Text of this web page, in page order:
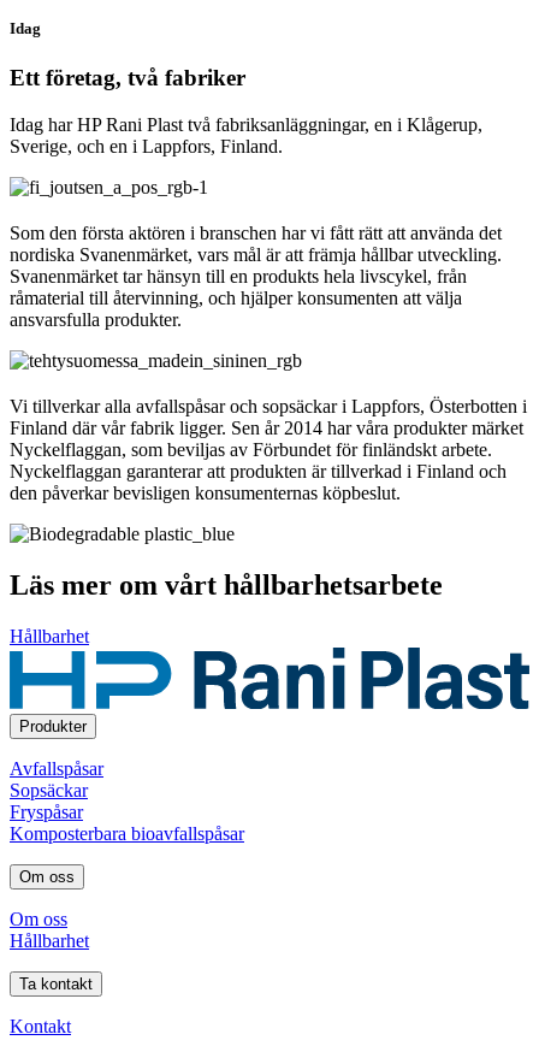
Idag
Ett företag, två fabriker
Idag har HP Rani Plast två fabriksanläggningar, en i Klågerup,
Sverige, och en i Lappfors, Finland.
Som den första aktören i branschen har vi fått rätt att använda det
nordiska Svanenmärket, vars mål är att främja hållbar utveckling.
Svanenmärket tar hänsyn till en produkts hela livscykel, från
råmaterial till återvinning, och hjälper konsumenten att välja
ansvarsfulla produkter.
Vi tillverkar alla avfallspåsar och sopsäckar i Lappfors, Österbotten i
Finland där vår fabrik ligger. Sen år 2014 har våra produkter märket
Nyckelflaggan, som beviljas av Förbundet för finländskt arbete.
Nyckelflaggan garanterar att produkten är tillverkad i Finland och
den påverkar bevisligen konsumenternas köpbeslut.
Läs mer om vårt hållbarhetsarbete
Hållbarhet
Produkter
Avfallspåsar
Sopsäckar
Fryspåsar
Komposterbara bioavfallspåsar
Om oss
Om oss
Hållbarhet
Ta kontakt
Kontakt